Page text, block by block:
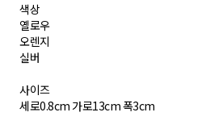
색상
옐로우
오렌지
실버
사이즈
세로0.8cm 가로13cm 폭3cm